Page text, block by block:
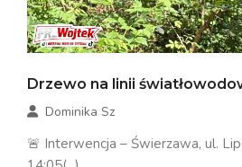
Drzewo na linii
Dominika Sz
🚨 Interwencja – Świerzawa, ul.